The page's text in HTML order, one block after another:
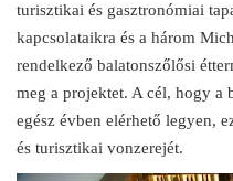
turisztikai és gasztronómiai
kapcsolataikra és a három
rendelkező balatonszőlősi
meg a projektet. A cél, hogy a
egész évben elérhető legyen,
és turisztikai vonzerejét.